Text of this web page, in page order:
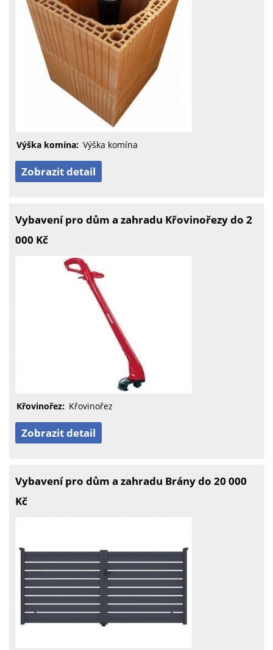
Výška komína: Výška komína
Zobrazit detail
Vybavení pro dům a zahradu Křovinořezy do 2
000 Kč
Křovinořez: Křovinořez
Zobrazit detail
Vybavení pro dům a zahradu Brány do 20 000
Kč